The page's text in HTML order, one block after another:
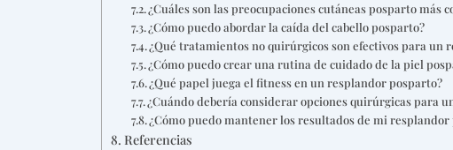
¿Cuáles son las preocupaciones cutáneas posparto más
¿Cómo puedo abordar la caída del cabello posparto?
¿Qué tratamientos no quirúrgicos son efectivos para un
¿Cómo puedo crear una rutina de cuidado de la piel
¿Qué papel juega el fitness en un resplandor posparto?
¿Cuándo debería considerar opciones quirúrgicas para
¿Cómo puedo mantener los resultados de mi resplandor
Referencias